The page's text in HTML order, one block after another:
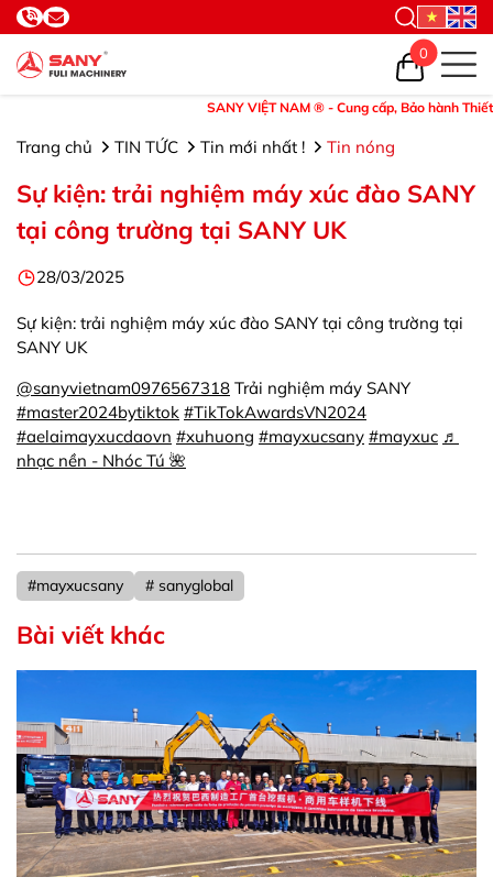
SANY VIỆT NAM ® - Cung cấp, Bảo hành Thiết
0
Trang chủ TIN TỨC Tin mới nhất ! Tin nóng
Sự kiện: trải nghiệm máy xúc đào SANY
tại công trường tại SANY UK
28/03/2025
Sự kiện: trải nghiệm máy xúc đào SANY tại công trường tại
SANY UK
@sanyvietnam0976567318 Trải nghiệm máy SANY
#master2024bytiktok #TikTokAwardsVN2024
#aelaimayxucdaovn #xuhuong #mayxucsany #mayxuc ♬
nhạc nền - Nhóc Tú 🌺
#mayxucsany # sanyglobal
Bài viết khác